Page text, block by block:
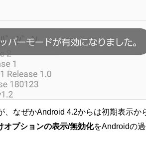
なぜかAndroid 4.2からは初期表示か
プションの表示/無効化をAndroidの